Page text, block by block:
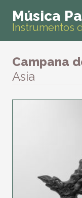
Música
Instrumentos
Campana
Asia